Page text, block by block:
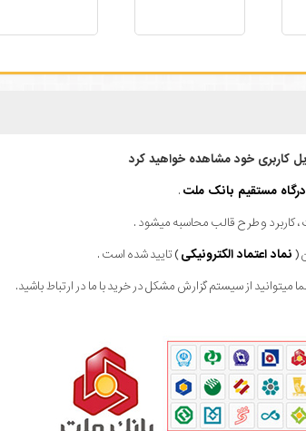
کاربری خود مشاهده خواهید کرد
درگاه مستقیم بانک ملت .
، کاربرد و طرح قالب محاسبه میشود .
( نماد اعتماد الکترونیکی) تایید شده است .
از سیستم گزارش مشکل در خرید با ما در ارتباط باشید.